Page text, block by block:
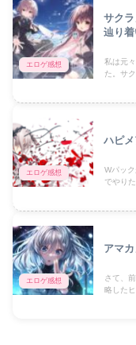
エロゲ感想
サク
辿り着
私は元
た。サ
エロゲ感想
ハピ
Wパッ
でやり
エロゲ感想
アマ
さて、
略した